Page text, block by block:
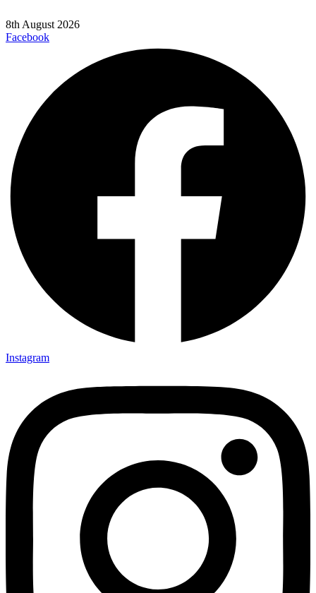
8th August 2026
Facebook
Instagram